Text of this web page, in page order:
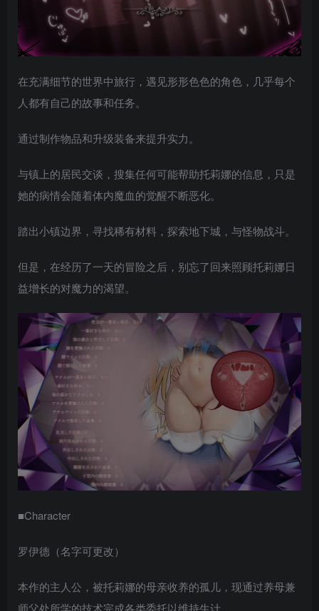
在充满细节的世界中旅行，遇见形形色色的角色，几乎每个
人都有自己的故事和任务。
通过制作物品和升级装备来提升实力。
与镇上的居民交谈，搜集任何可能帮助托莉娜的信息，只是
她的病情会随着体内魔血的觉醒不断恶化。
踏出小镇边界，寻找稀有材料，探索地下城，与怪物战斗。
但是，在经历了一天的冒险之后，别忘了回来照顾托莉娜日
益增长的对魔力的渴望。
■Character
罗伊德（名字可更改）
本作的主人公，被托莉娜的母亲收养的孤儿，现通过养母兼